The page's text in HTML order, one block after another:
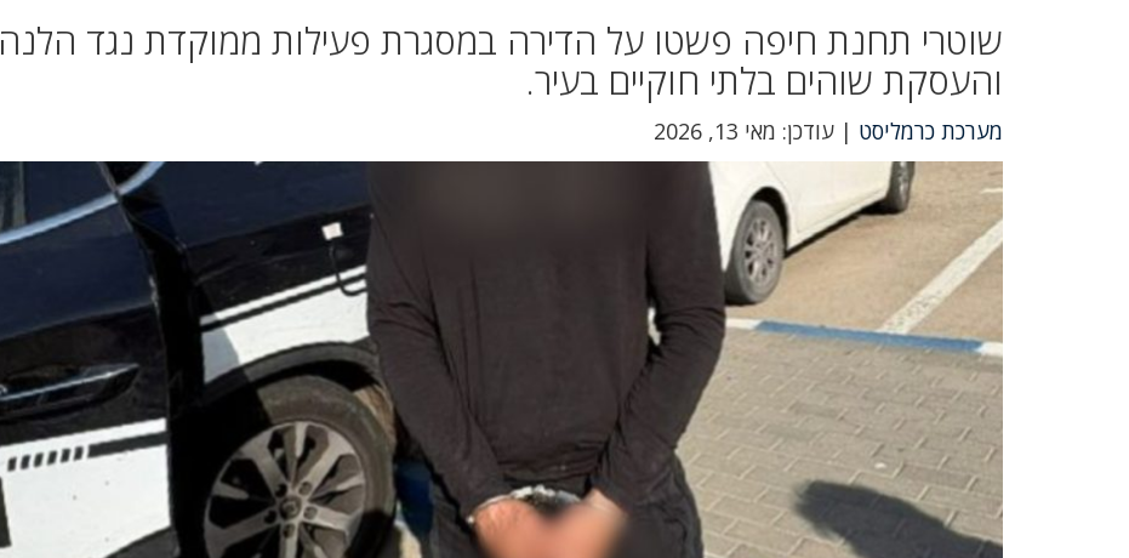
שוטרי תחנת חיפה פשטו על הדירה במסגרת פעילות ממוקדת נגד הלנה
והעסקת שוהים בלתי חוקיים בעיר.
מערכת כרמליסט | עודכן: מאי 13, 2026